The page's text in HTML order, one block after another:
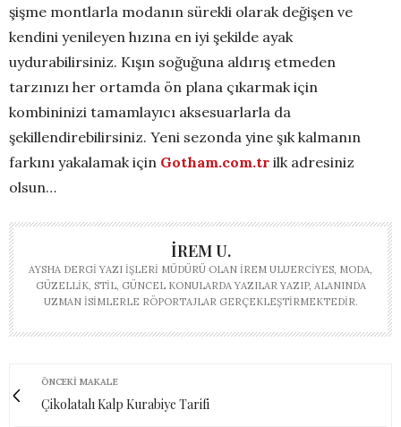
şişme montlarla modanın sürekli olarak değişen ve
kendini yenileyen hızına en iyi şekilde ayak
uydurabilirsiniz. Kışın soğuğuna aldırış etmeden
tarzınızı her ortamda ön plana çıkarmak için
kombininizi tamamlayıcı aksesuarlarla da
şekillendirebilirsiniz. Yeni sezonda yine şık kalmanın
farkını yakalamak için Gotham.com.tr ilk adresiniz
olsun…
İREM U.
AYSHA DERGI YAZI İŞLERI MÜDÜRÜ OLAN İREM ULUERCIYES, MODA,
GÜZELLIK, STIL, GÜNCEL KONULARDA YAZILAR YAZIP, ALANINDA
UZMAN ISIMLERLE RÖPORTAJLAR GERÇEKLEŞTIRMEKTEDIR.
ÖNCEKI MAKALE
Çikolatalı Kalp Kurabiye Tarifi